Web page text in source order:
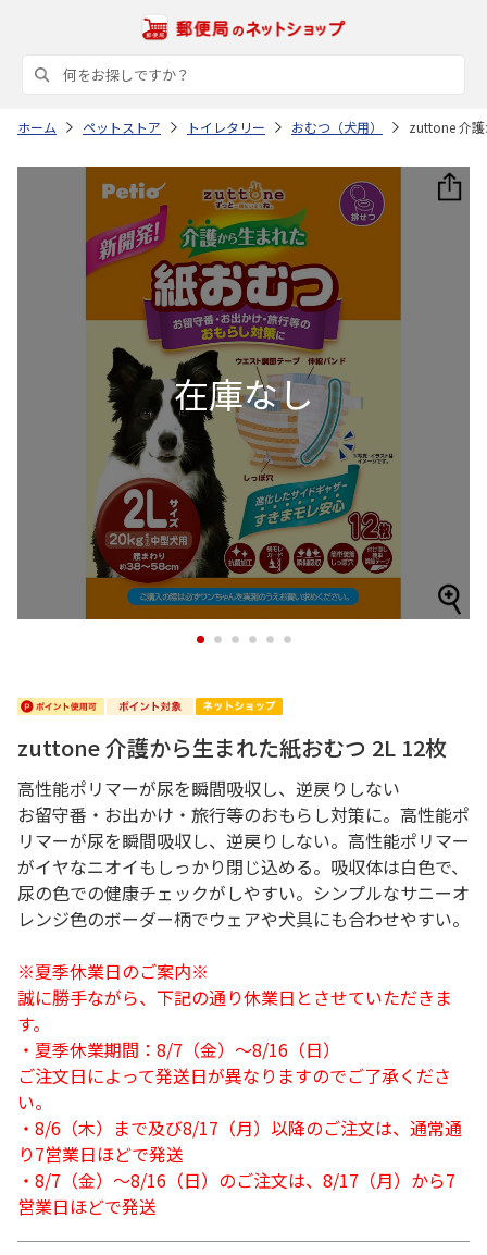
ホーム ペットストア トイレタリー おむつ（犬用） zuttone 介
1 2 3 4 5 6
zuttone 介護から生まれた紙おむつ 2L 12枚
高性能ポリマーが尿を瞬間吸収し、逆戻りしない
お留守番・お出かけ・旅行等のおもらし対策に。高性能ポ
リマーが尿を瞬間吸収し、逆戻りしない。高性能ポリマー
がイヤなニオイもしっかり閉じ込める。吸収体は白色で、
尿の色での健康チェックがしやすい。シンプルなサニーオ
レンジ色のボーダー柄でウェアや犬具にも合わせやすい。
※夏季休業日のご案内※
誠に勝手ながら、下記の通り休業日とさせていただきま
す。
・夏季休業期間：8/7（金）～8/16（日）
ご注文日によって発送日が異なりますのでご了承くださ
い。
・8/6（木）まで及び8/17（月）以降のご注文は、通常通
り7営業日ほどで発送
・8/7（金）～8/16（日）のご注文は、8/17（月）から7
営業日ほどで発送